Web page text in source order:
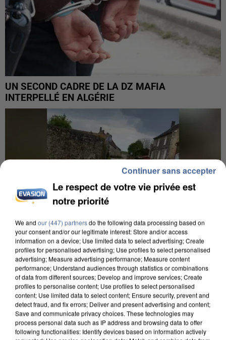
UN SECOND CADRE DE LA DZ MAFIA
INTERPELLÉ EN ALGÉRIE
UNE TOURISTE DE L’OISE EMPORTÉE PAR UNE
COULÉE DE BOUE EN HAUTE-SAVOIE
Le respect de votre vie privée est
notre priorité
We and our (447) partnersdo the following data processing based on
your consent and/or our legitimate interest: Store and/or access
information on a device; Use limited data to select advertising; Create
profiles for personalised advertising; Use profiles to select personalised
advertising; Measure advertising performance; Measure content
performance; Understand audiences through statistics or combinations
of data from different sources; Develop and improve services; Create
profiles to personalise content; Use profiles to select personalised
content; Use limited data to select content; Ensure security, prevent and
detect fraud, and fix errors; Deliver and present advertising and content;
Save and communicate privacy choices. These technologies may
process personal data such as IP address and browsing data to offer
following functionalities: Identify devices based on information actively
Continuer sans accepter